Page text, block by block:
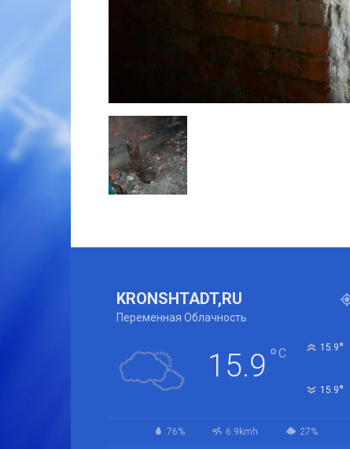
KRONSHTADT,RU
Переменная Облачность
15.9 °C 15.9°
15.9°
76% 6.9kmh 27%